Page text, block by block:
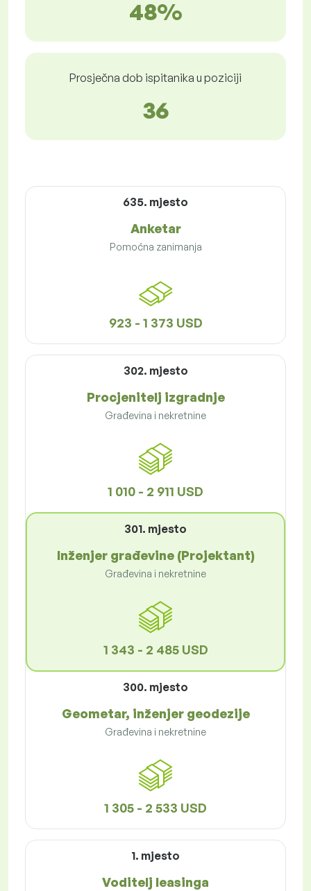
48%
Prosječna dob ispitanika u poziciji
36
635. mjesto
Anketar
Pomoćna zanimanja
923 - 1 373 USD
302. mjesto
Procjenitelj izgradnje
Građevina i nekretnine
1 010 - 2 911 USD
301. mjesto
Inženjer građevine (Projektant)
Građevina i nekretnine
1 343 - 2 485 USD
300. mjesto
Geometar, inženjer geodezije
Građevina i nekretnine
1 305 - 2 533 USD
1. mjesto
Voditelj leasinga